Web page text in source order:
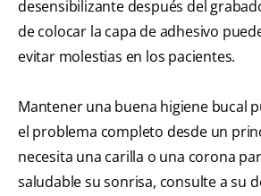
desensibilizante después del
de colocar la capa de adhesivo
evitar molestias en los pacientes.
Mantener una buena higiene bucal
el problema completo desde un
necesita una carilla o una corona
saludable su sonrisa, consulte a su